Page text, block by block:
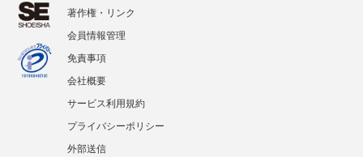
著作権・リンク
会員情報管理
免責事項
会社概要
サービス利用規約
プライバシーポリシー
外部送信